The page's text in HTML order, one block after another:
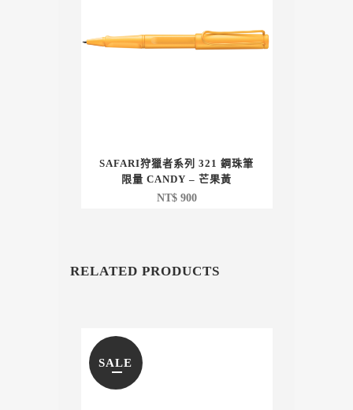
SAFARI狩獵者系列 321 鋼珠筆
限量 CANDY – 芒果黃
NT$900
RELATED PRODUCTS
SALE